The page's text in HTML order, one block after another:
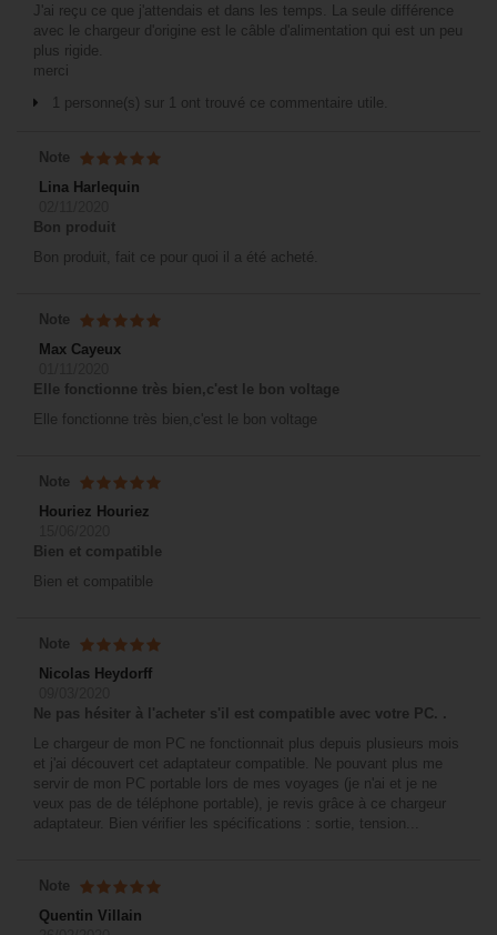
J'ai reçu ce que j'attendais et dans les temps. La seule différence
avec le chargeur d'origine est le câble d'alimentation qui est un peu
plus rigide.
merci
1 personne(s) sur 1 ont trouvé ce commentaire utile.
Note
Lina Harlequin
Bon produit
Bon produit, fait ce pour quoi il a été acheté.
Note
Max Cayeux
Elle fonctionne très bien,c'est le bon voltage
Elle fonctionne très bien,c'est le bon voltage
Note
Houriez Houriez
Bien et compatible
Bien et compatible
Note
Nicolas Heydorff
Ne pas hésiter à l'acheter s'il est compatible avec votre PC. .
Le chargeur de mon PC ne fonctionnait plus depuis plusieurs mois
et j'ai découvert cet adaptateur compatible. Ne pouvant plus me
servir de mon PC portable lors de mes voyages (je n'ai et je ne
veux pas de de téléphone portable), je revis grâce à ce chargeur
adaptateur. Bien vérifier les spécifications : sortie, tension...
Note
Quentin Villain